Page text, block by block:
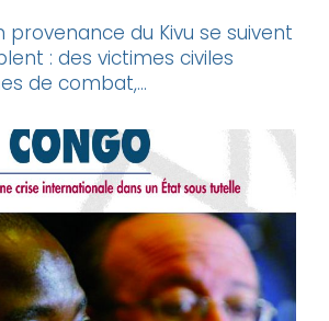
provenance du Kivu se suivent
: des victimes civiles
de combat,...